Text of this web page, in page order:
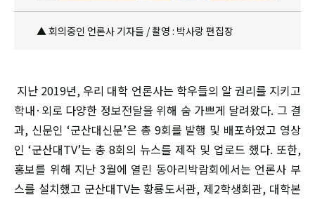
▲ 회의중인 언론사 기자들 / 촬영 : 박사랑 편집장
지난 2019년, 우리 대학 언론사는 학우들의 알 권리를 지키고
학내·외로 다양한 정보전달을 위해 숨 가쁘게 달려왔다. 그 결
과, 신문인 ‘군산대신문’은 총 9회를 발행 및 배포하였고 영상
인 ‘군산대TV’는 총 8회의 뉴스를 제작 및 업로드 했다. 또한,
홍보를 위해 지난 3월에 열린 동아리박람회에서는 언론사 부
스를 설치했고 군산대TV는 황룡도서관, 제2학생회관, 대학본